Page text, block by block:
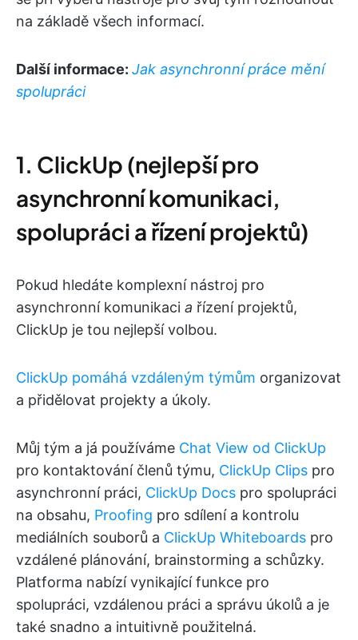
na základě všech informací.
Další informace: Jak asynchronní práce mění
spolupráci
1. ClickUp (nejlepší pro
asynchronní komunikaci,
spolupráci a řízení projektů)
Pokud hledáte komplexní nástroj pro
asynchronní komunikaci a řízení projektů,
ClickUp je tou nejlepší volbou.
ClickUp pomáhá vzdáleným týmům organizovat
a přidělovat projekty a úkoly.
Můj tým a já používáme Chat View od ClickUp
pro kontaktování členů týmu, ClickUp Clips pro
asynchronní práci, ClickUp Docs pro spolupráci
na obsahu, Proofing pro sdílení a kontrolu
mediálních souborů a ClickUp Whiteboards pro
vzdálené plánování, brainstorming a schůzky.
Platforma nabízí vynikající funkce pro
spolupráci, vzdálenou práci a správu úkolů a je
také snadno a intuitivně použitelná.